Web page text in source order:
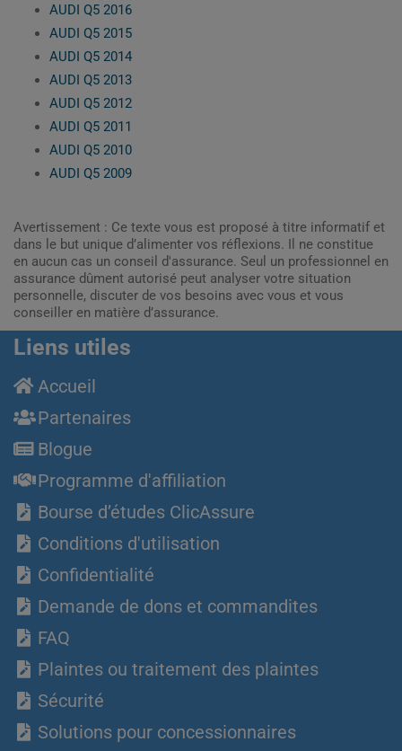
AUDI Q5 2016
AUDI Q5 2015
AUDI Q5 2014
AUDI Q5 2013
AUDI Q5 2012
AUDI Q5 2011
AUDI Q5 2010
AUDI Q5 2009
Avertissement : Ce texte vous est proposé à titre informatif et
dans le but unique d’alimenter vos réflexions. Il ne constitue
en aucun cas un conseil d'assurance. Seul un professionnel en
assurance dûment autorisé peut analyser votre situation
personnelle, discuter de vos besoins avec vous et vous
conseiller en matière d’assurance.
Liens utiles
Accueil
Partenaires
Blogue
Programme d'affiliation
Bourse d’études ClicAssure
Conditions d'utilisation
Confidentialité
Demande de dons et commandites
FAQ
Plaintes ou traitement des plaintes
Sécurité
Solutions pour concessionnaires